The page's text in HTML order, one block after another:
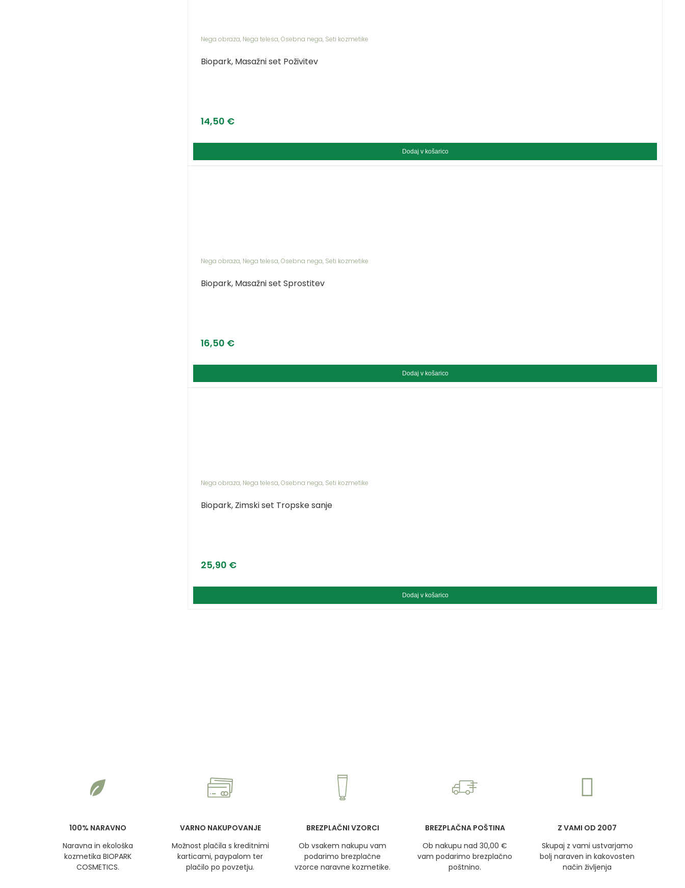
Nega obraza, Nega telesa,Osebna nega, Seti kozmetike
Biopark, Masažni set Poživitev
14,50 €
Dodaj v košarico
Nega obraza, Nega telesa,Osebna nega, Seti kozmetike
Biopark, Masažni set Sprostitev
16,50 €
Dodaj v košarico
Nega obraza, Nega telesa,Osebna nega, Seti kozmetike
Biopark, Zimski set Tropske sanje
25,90 €
Dodaj v košarico
100% NARAVNO
Naravna in ekološka
kozmetika BIOPARK
COSMETICS.
VARNO NAKUPOVANJE
Možnost plačila s kreditnimi
karticami, paypalom ter
plačilo po povzetju.
BREZPLAČNI VZORCI
Ob vsakem nakupu vam
podarimo brezplačne
vzorce naravne kozmetike.
BREZPLAČNA POŠTINA
Ob nakupu nad 30,00 €
vam podarimo brezplačno
poštnino.
Z VAMI OD 2007
Skupaj z vami ustvarjamo
bolj naraven in kakovosten
način življenja